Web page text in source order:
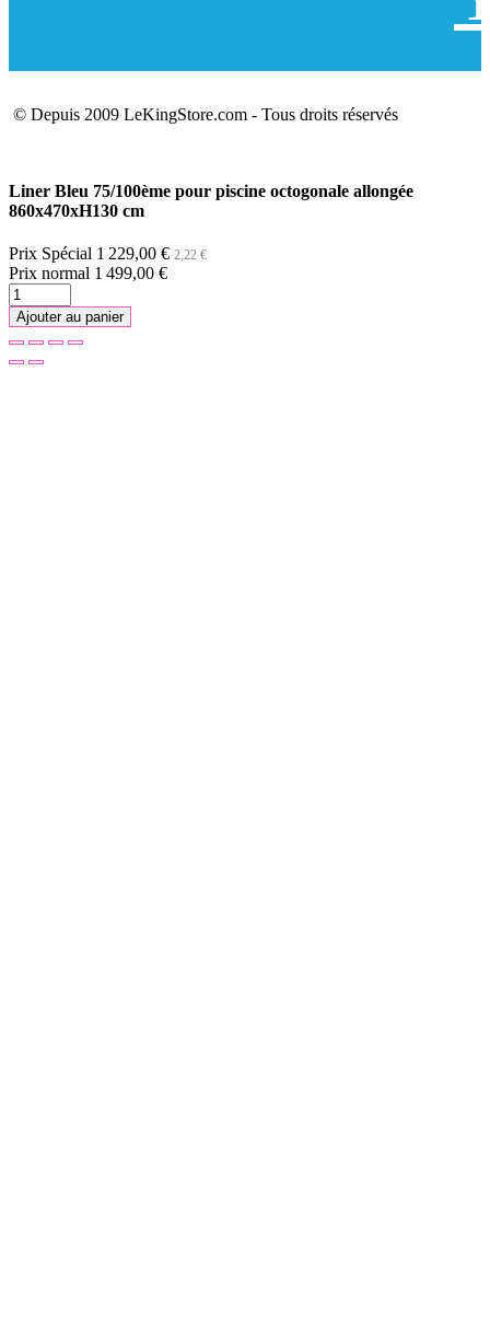
© Depuis 2009 LeKingStore.com - Tous droits réservés
Liner Bleu 75/100ème pour piscine octogonale allongée
860x470xH130 cm
Prix Spécial 1 229,00 € 2,22 €
Prix normal 1 499,00 €
Ajouter au panier